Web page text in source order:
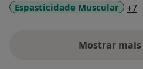
Espasticidade Muscular
+7
Mostrar